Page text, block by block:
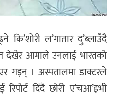
ल’गातार दु’ब्लाउँदै
देखेर आमाले उनलाई भारतको
गइन् । अस्पतालमा डाक्टरले
दिंदै छोरी ए’चआ’इभी